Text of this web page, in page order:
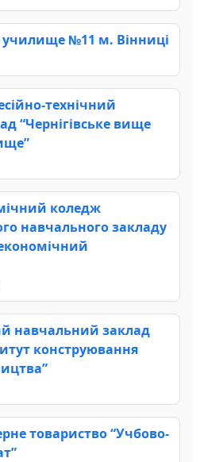
№11 м. Вінниці
технічний
“Чернігівське вище
коледж
навчального закладу
навчальний заклад
конструювання
товариство “Учбово-